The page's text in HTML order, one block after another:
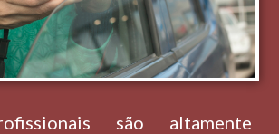
são altamente